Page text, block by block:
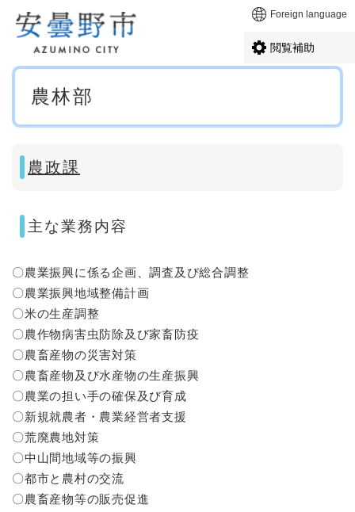
メニューを飛ばして本文へ Foreign language
閲覧補助
本
農林部
農政課
主な業務内容
〇農業振興に係る企画、調査及び総合調整
〇農業振興地域整備計画
〇米の生産調整
〇農作物病害虫防除及び家畜防疫
〇農畜産物の災害対策
〇農畜産物及び水産物の生産振興
〇農業の担い手の確保及び育成
〇新規就農者・農業経営者支援
〇荒廃農地対策
〇中山間地域等の振興
〇都市と農村の交流
〇農畜産物等の販売促進